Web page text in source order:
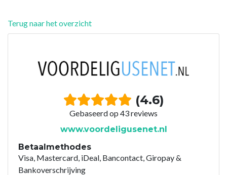
Terug naar het overzicht
(4.6)
Gebaseerd op 43 reviews
www.voordeligusenet.nl
Betaalmethodes
Visa, Mastercard, iDeal, Bancontact, Giropay &
Bankoverschrijving